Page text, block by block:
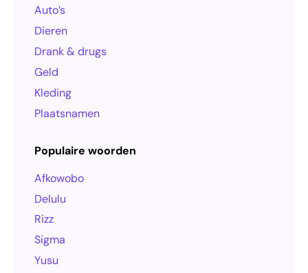
Auto’s
Dieren
Drank & drugs
Geld
Kleding
Plaatsnamen
Populaire woorden
Afkowobo
Delulu
Rizz
Sigma
Yusu